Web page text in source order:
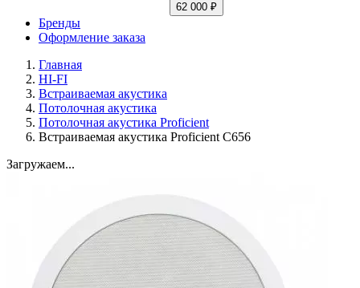
62 000 ₽
Бренды
Оформление заказа
Главная
HI-FI
Встраиваемая акустика
Потолочная акустика
Потолочная акустика Proficient
Встраиваемая акустика Proficient C656
Загружаем...